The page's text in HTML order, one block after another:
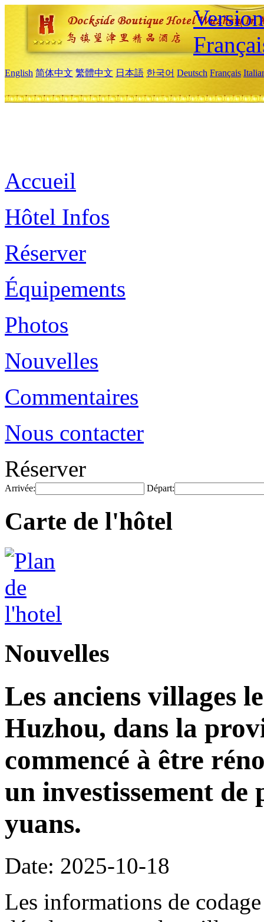
English 简体中文 繁體中文 日本語 한국어 Deutsch Français
Accueil
Hôtel Infos
Réserver
Équipements
Photos
Nouvelles
Commentaires
Nous contacter
Réserver
Arrivée: Départ:
Carte de l'hôtel
Nouvelles
Les anciens villages
Huzhou, dans la
commencé à être
un investissement
yuans.
Date: 2025-10-18
Les informations de